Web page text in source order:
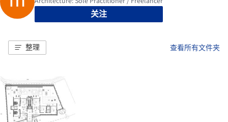
关注
整理 查看所有文件夹